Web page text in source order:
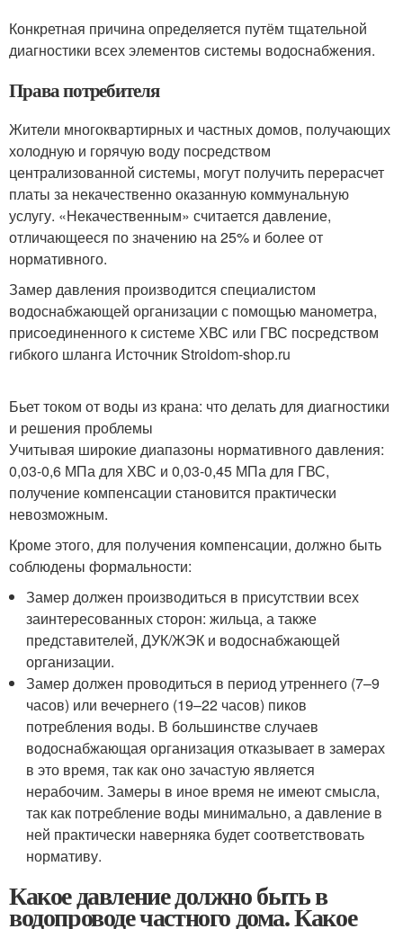
Конкретная причина определяется путём тщательной
диагностики всех элементов системы водоснабжения.
Права потребителя
Жители многоквартирных и частных домов, получающих
холодную и горячую воду посредством
централизованной системы, могут получить перерасчет
платы за некачественно оказанную коммунальную
услугу. «Некачественным» считается давление,
отличающееся по значению на 25% и более от
нормативного.
Замер давления производится специалистом
водоснабжающей организации с помощью манометра,
присоединенного к системе ХВС или ГВС посредством
гибкого шланга Источник Stroidom-shop.ru
Бьет током от воды из крана: что делать для диагностики
и решения проблемы
Учитывая широкие диапазоны нормативного давления:
0,03-0,6 МПа для ХВС и 0,03-0,45 МПа для ГВС,
получение компенсации становится практически
невозможным.
Кроме этого, для получения компенсации, должно быть
соблюдены формальности:
Замер должен производиться в присутствии всех
заинтересованных сторон: жильца, а также
представителей, ДУК/ЖЭК и водоснабжающей
организации.
Замер должен проводиться в период утреннего (7–9
часов) или вечернего (19–22 часов) пиков
потребления воды. В большинстве случаев
водоснабжающая организация отказывает в замерах
в это время, так как оно зачастую является
нерабочим. Замеры в иное время не имеют смысла,
так как потребление воды минимально, а давление в
ней практически наверняка будет соответствовать
нормативу.
Какое давление должно быть в
водопроводе частного дома. Какое